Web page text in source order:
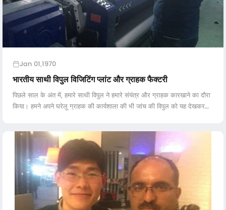
Jan 01,1970
भारतीय साथी विपुल विजिटिंग प्लांट और ग्राहक फैक्टरी
पिछले साल के अंत में, हमारे साथी विपुल ने हमारे संयंत्र और ग्राहक कारखाने का दौरा
किया। हमने अपने घरेलू ग्राहक की कार्यशाला की भी जांच की विपुल को यह देखकर